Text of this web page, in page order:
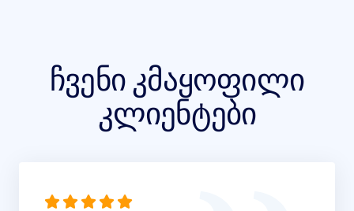
ჩვენი კმაყოფილი
კლიენტები